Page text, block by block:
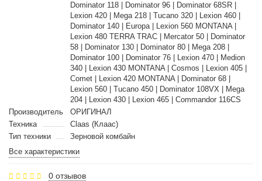
Dominator 118 | Dominator 96 | Dominator 68SR |
Lexion 420 | Mega 218 | Tucano 320 | Lexion 460 |
Dominator 140 | Europa | Lexion 560 MONTANA |
Lexion 480 TERRA TRAC | Mercator 50 | Dominator
58 | Dominator 130 | Dominator 80 | Mega 208 |
Dominator 100 | Dominator 76 | Lexion 470 | Medion
340 | Lexion 430 MONTANA | Cosmos | Lexion 405 |
Comet | Lexion 420 MONTANA | Dominator 68 |
Lexion 560 | Tucano 450 | Dominator 108VX | Mega
204 | Lexion 430 | Lexion 465 | Commandor 116CS
Производитель
ОРИГИНАЛ
Техника
Claas (Клаас)
Тип техники
Зерновой комбайн
Все характеристики
0 отзывов